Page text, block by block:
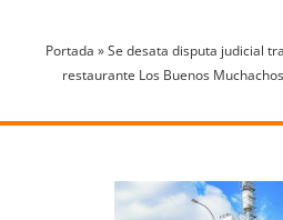
Portada » Se desata disputa judicial
restaurante Los Buenos